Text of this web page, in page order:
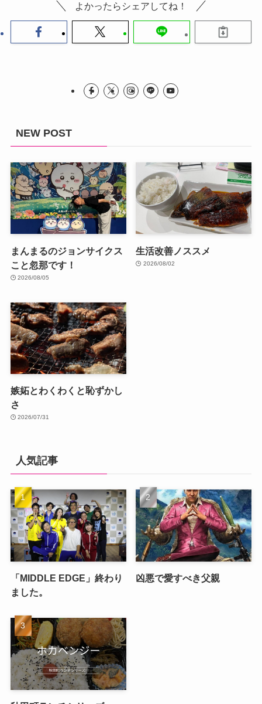
よかったらシェアしてね！
NEW POST
まんまるのジョンサイクス
こと忽那です！
2026/08/05
生活改善ノススメ
2026/08/02
嫉妬とわくわくと恥ずかし
さ
2026/07/31
人気記事
「MIDDLE EDGE」終わり
ました。
凶悪で愛すべき父親